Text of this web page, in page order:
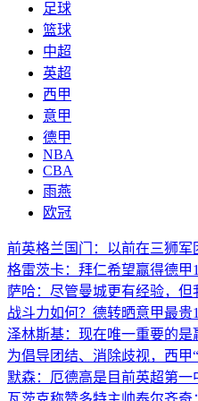
足球
篮球
中超
英超
西甲
意甲
德甲
NBA
CBA
雨燕
欧冠
前英格兰国门：以前在三狮
格雷茨卡：拜仁希望赢得德
萨哈：尽管曼城更有经验，
战斗力如何？德转晒意甲最
泽林斯基：现在唯一重要的
为倡导团结、消除歧视，西甲
默森：厄德高是目前英超第